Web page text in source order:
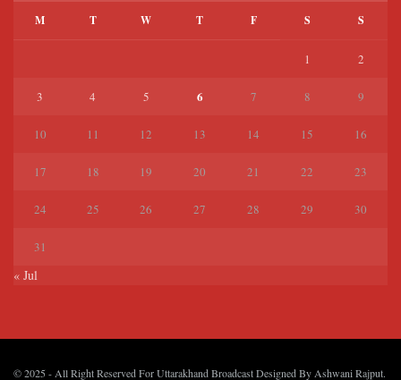
M T W T F S S
1 2
3 4 5 6 7 8 9
10 11 12 13 14 15 16
17 18 19 20 21 22 23
24 25 26 27 28 29 30
31
« Jul
© 2025 - All Right Reserved For Uttarakhand Broadcast Designed ByAshwani Rajput.